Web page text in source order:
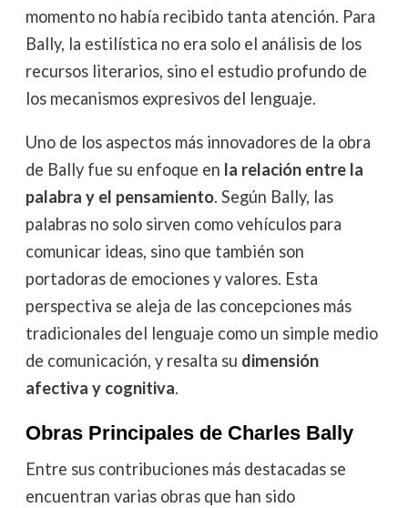
momento no había recibido tanta atención. Para
Bally, la estilística no era solo el análisis de los
recursos literarios, sino el estudio profundo de
los mecanismos expresivos del lenguaje.
Uno de los aspectos más innovadores de la obra
de Bally fue su enfoque en la relación entre la
palabra y el pensamiento. Según Bally, las
palabras no solo sirven como vehículos para
comunicar ideas, sino que también son
portadoras de emociones y valores. Esta
perspectiva se aleja de las concepciones más
tradicionales del lenguaje como un simple medio
de comunicación, y resalta su dimensión
afectiva y cognitiva.
Obras Principales de Charles Bally
Entre sus contribuciones más destacadas se
encuentran varias obras que han sido